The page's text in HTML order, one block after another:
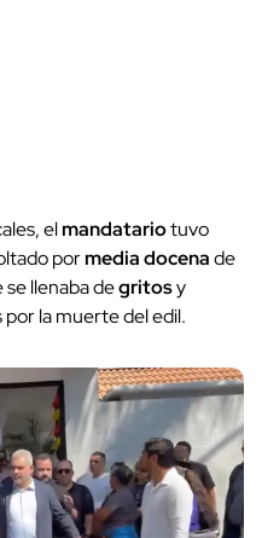
elmandatariotuvo
pormedia docenade
llenaba degritosy
la muerte del edil.